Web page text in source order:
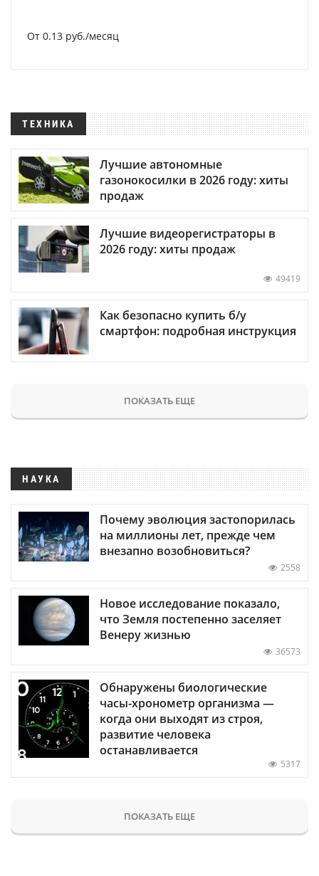
От 0.13 руб./месяц
ТЕХНИКА
Лучшие автономные
газонокосилки в 2026 году: хиты
продаж
Лучшие видеорегистраторы в
2026 году: хиты продаж
49419
Как безопасно купить б/у
смартфон: подробная инструкция
ПОКАЗАТЬ ЕЩЕ
НАУКА
Почему эволюция застопорилась
на миллионы лет, прежде чем
внезапно возобновиться?
2558
Новое исследование показало,
что Земля постепенно заселяет
Венеру жизнью
36573
Обнаружены биологические
часы-хронометр организма —
когда они выходят из строя,
развитие человека
останавливается
5317
ПОКАЗАТЬ ЕЩЕ